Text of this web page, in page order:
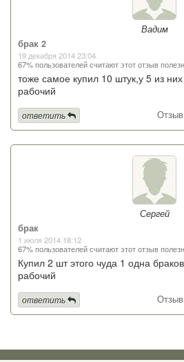
Вадим
брак 2
19 декабря 2014 23:04
67% пользователей считают этот отзыв
тоже самое купил 10 штук,у 5 из
рабочий
ответить
Сергей
брак
1 июля 2014 18:12
67% пользователей считают этот отзыв
Купил 2 шт этого чуда 1 одна
рабочий
ответить